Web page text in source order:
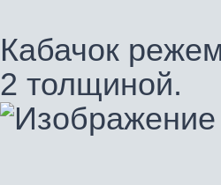
Кабачок
2 толщиной.